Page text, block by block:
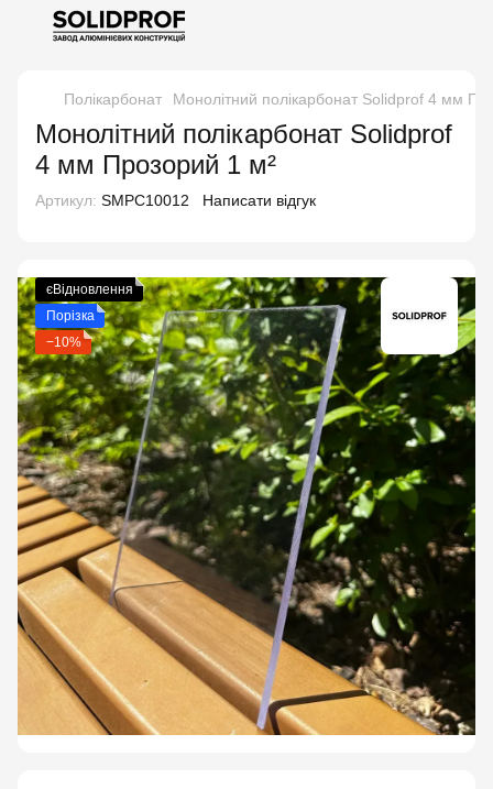
Полікарбонат Монолітний полікарбонат Solidprof 4 мм
Монолітний полікарбонат Solidprof
4 мм Прозорий 1 м²
Артикул: SMPC10012 Написати відгук
єВідновлення
Порізка
−10%